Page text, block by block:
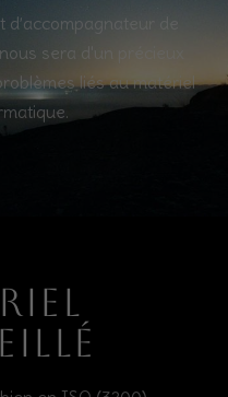
de
sera d'un précieux
liés au matériel